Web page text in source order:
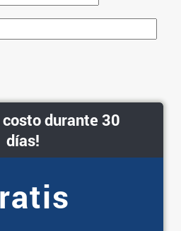
durante 30
días!